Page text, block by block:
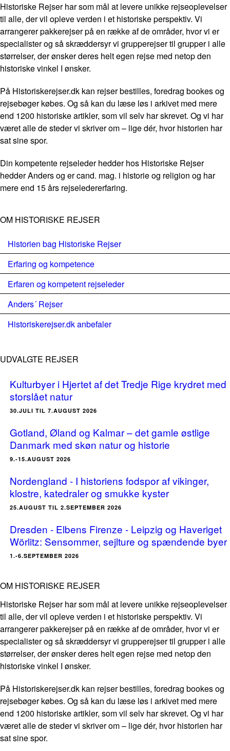
Historiske Rejser har som mål at levere unikke rejseoplevelser
til alle, der vil opleve verden i et historiske perspektiv. Vi
arrangerer pakkerejser på en række af de områder, hvor vi er
specialister og så skræddersyr vi grupperejser til grupper i alle
størrelser, der ønsker deres helt egen rejse med netop den
historiske vinkel I ønsker.
På Historiskerejser.dk kan rejser bestilles, foredrag bookes og
rejsebøger købes. Og så kan du læse løs i arkivet med mere
end 1200 historiske artikler, som vil selv har skrevet. Og vi har
været alle de steder vi skriver om – lige dér, hvor historien har
sat sine spor.
Din kompetente rejseleder hedder hos Historiske Rejser
hedder Anders og er cand. mag. i historie og religion og har
mere end 15 års rejseledererfaring.
OM HISTORISKE REJSER
Historien bag Historiske Rejser
Erfaring og kompetence
Erfaren og kompetent rejseleder
Anders´ Rejser
Historiskerejser.dk anbefaler
UDVALGTE REJSER
Kulturbyer i Hjertet af det Tredje Rige krydret med
storslået natur
30.JULI TIL 7.AUGUST 2026
Gotland, Øland og Kalmar – det gamle østlige
Danmark med skøn natur og historie
9.-15.AUGUST 2026
Nordengland - I historiens fodspor af vikinger,
klostre, katedraler og smukke kyster
25.AUGUST TIL 2.SEPTEMBER 2026
Dresden - Elbens Firenze - Leipzig og Haveriget
Wörlitz: Sensommer, sejlture og spændende byer
1.-6.SEPTEMBER 2026
OM HISTORISKE REJSER
Historiske Rejser har som mål at levere unikke rejseoplevelser
til alle, der vil opleve verden i et historiske perspektiv. Vi
arrangerer pakkerejser på en række af de områder, hvor vi er
specialister og så skræddersyr vi grupperejser til grupper i alle
størrelser, der ønsker deres helt egen rejse med netop den
historiske vinkel I ønsker.
På Historiskerejser.dk kan rejser bestilles, foredrag bookes og
rejsebøger købes. Og så kan du læse løs i arkivet med mere
end 1200 historiske artikler, som vil selv har skrevet. Og vi har
været alle de steder vi skriver om – lige dér, hvor historien har
sat sine spor.